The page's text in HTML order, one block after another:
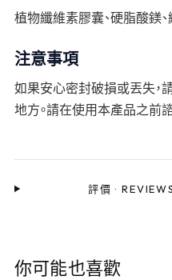
植物纖維素膠囊、硬脂酸鎂
注意事項
如果安心密封破損或丟失，
地方。請在使用本產品之前
評價 ·REVIEWS
你可能也喜歡